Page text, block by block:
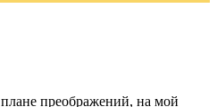
преображений, на мой